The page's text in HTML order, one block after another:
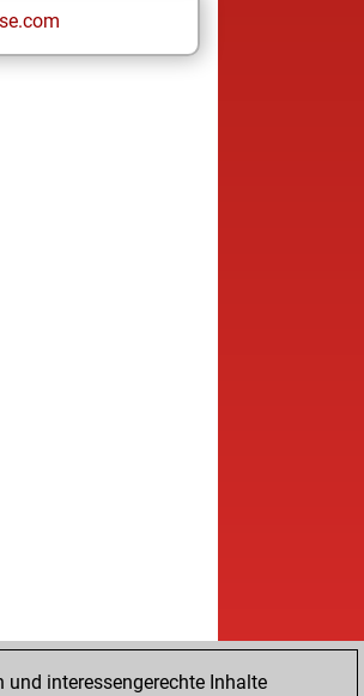
interessengerechte Inhalte